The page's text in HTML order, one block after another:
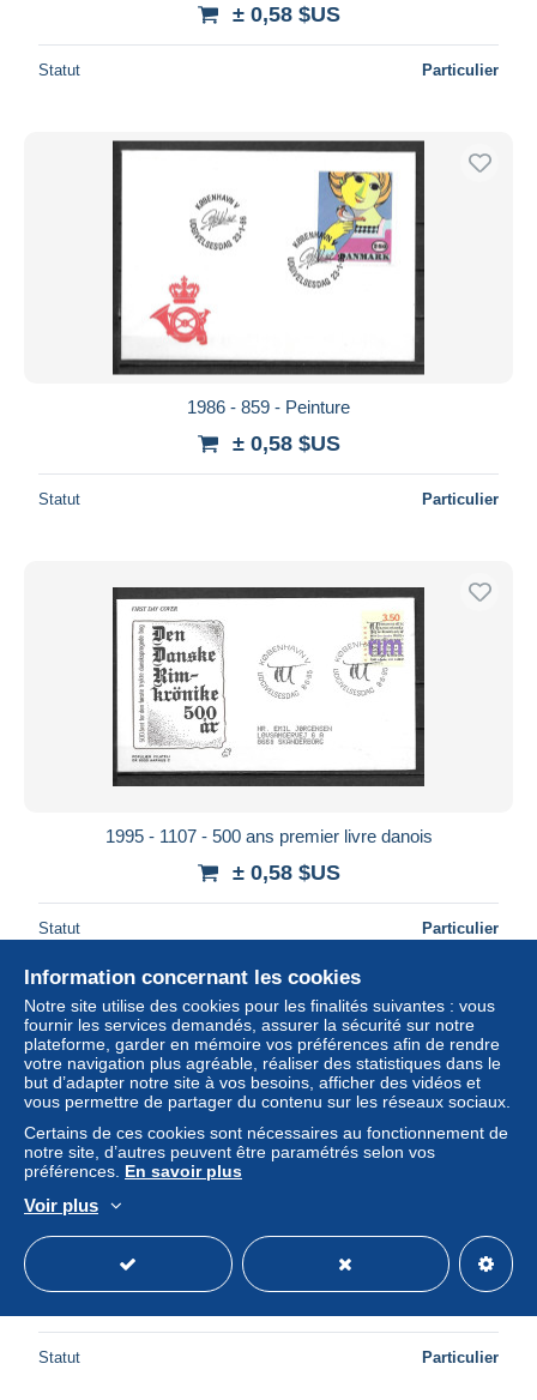
± 0,58 $US
Statut Particulier
1986 - 859 - Peinture
± 0,58 $US
Statut Particulier
1995 - 1107 - 500 ans premier livre danois
± 0,58 $US
Statut Particulier
1987 - 893 - Conseil national des cosommateurs
Statut Particulier
Information concernant les cookies
Notre site utilise des cookies pour les finalités suivantes : vous
fournir les services demandés, assurer la sécurité sur notre
plateforme, garder en mémoire vos préférences afin de rendre
votre navigation plus agréable, réaliser des statistiques dans le
but d’adapter notre site à vos besoins, afficher des vidéos et
vous permettre de partager du contenu sur les réseaux sociaux.
Certains de ces cookies sont nécessaires au fonctionnement de
notre site, d’autres peuvent être paramétrés selon vos
préférences. En savoir plus
Voir plus